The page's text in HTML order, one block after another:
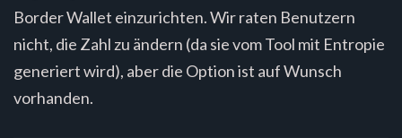
Border Wallet einzurichten. Wir raten Benutzern
nicht, die Zahl zu ändern (da sie vom Tool mit Entropie
generiert wird), aber die Option ist auf Wunsch
vorhanden.